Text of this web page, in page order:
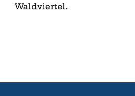
Waldviertel.